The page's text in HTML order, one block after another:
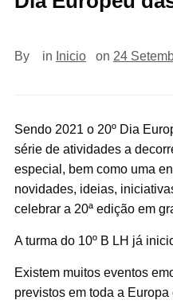
By in Inicio on 24
Sendo 2021 o 20º Dia
série de atividades a
especial, bem como uma
novidades, ideias,
celebrar a 20ª edição em
A turma do 10º B LH já
Existem muitos eventos
previstos em toda a